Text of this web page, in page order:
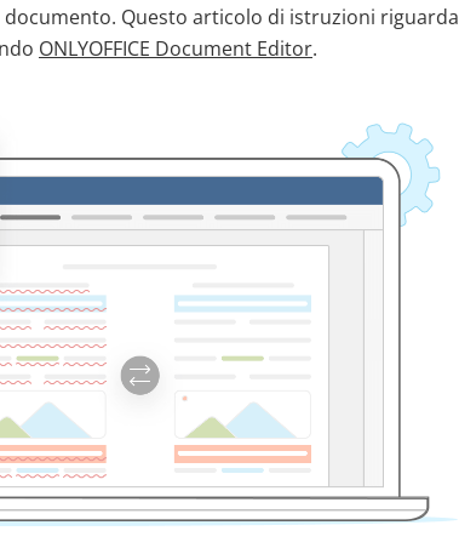
Questo articolo di istruzioni riguarda
ONLYOFFICE Document Editor.